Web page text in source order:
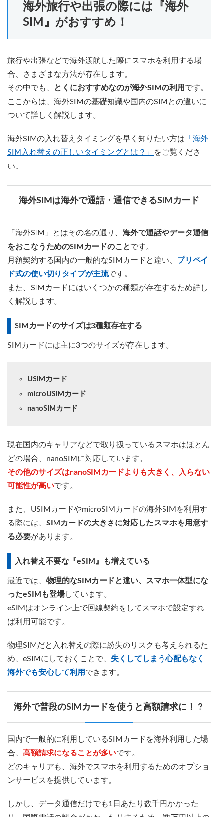
海外旅行や出張の際には『海外
SIM』がおすすめ！
旅行や出張などで海外渡航した際にスマホを利用する場
合、さまざまな方法が存在します。
その中でも、
とくにおすすめなのが海外SIMの利用 です。
ここからは、海外SIMの基礎知識や国内のSIMとの違いに
ついて詳しく解説します。
海外SIMの入れ替えタイミングを早く知りたい方は 「海外
SIM入れ替えの正しいタイミングとは？」
をご覧くださ
い。
海外SIMは海外で通話・通信できるSIMカード
「海外SIM」とはその名の通り、 海外で通話やデータ通信
をおこなうためのSIMカードのことです。
月額契約する国内の一般的なSIMカードと違い、 プリペイ
ド式の使い切りタイプが主流です。
また、SIMカードにはいくつかの種類が存在するため詳し
く解説します。
SIMカードのサイズは3種類存在する
SIMカードには主に3つのサイズが存在します。
USIMカード
microUSIMカード
nanoSIMカード
現在国内のキャリアなどで取り扱っているスマホはほとん
どの場合、nanoSIMに対応しています。
その他のサイズはnanoSIMカードよりも大きく、入らない
可能性が高いです。
また、USIMカードやmicroSIMカードの海外SIMを利用す
る際には、 SIMカードの大きさに対応したスマホを用意す
る必要があります。
入れ替え不要な『eSIM』も増えている
最近では、 物理的なSIMカードと違い、スマホ一体型にな
ったeSIMも登場しています。
eSIMはオンライン上で回線契約をしてスマホで設定すれ
ば利用可能です。
物理SIMだと入れ替えの際に紛失のリスクも考えられるた
め、eSIMにしておくことで、 失くしてしまう心配もなく
海外でも安心して利用 できます。
海外で普段のSIMカードを使うと高額請求に！？
国内で一般的に利用しているSIMカードを海外利用した場
合、 高額請求になることが多いです。
どのキャリアも、海外でスマホを利用するためのオプショ
ンサービスを提供しています。
しかし、データ通信だけでも1日あたり数千円かかった